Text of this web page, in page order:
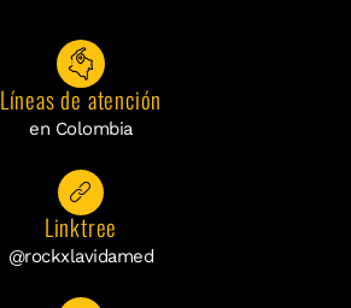
Líneas de atención
en Colombia
Linktree
@rockxlavidamed